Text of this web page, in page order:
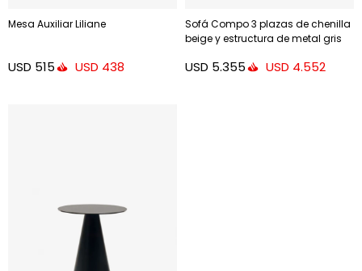
Mesa Auxiliar Liliane
USD 515 USD 438
Sofá Compo 3 plazas de chenilla
beige y estructura de metal gris
USD 5.355 USD 4.552